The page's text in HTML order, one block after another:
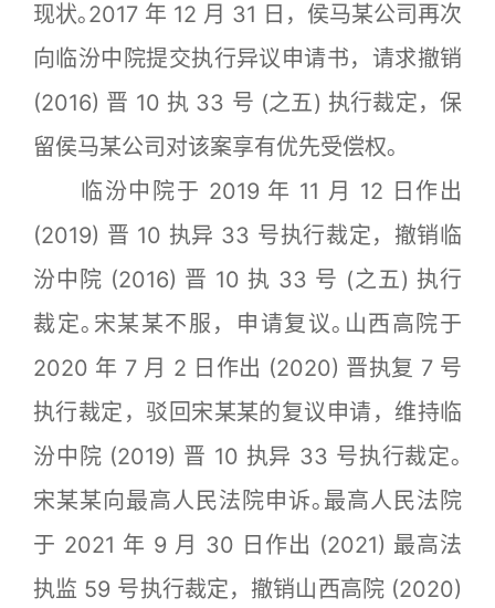
现状｡2017 年 12 月 31 日，侯马某公司再次
向临汾中院提交执行异议申请书，请求撤销
(2016) 晋 10 执 33 号 (之五) 执行裁定，保
留侯马某公司对该案享有优先受偿权｡
临汾中院于 2019 年 11 月 12 日作出
(2019) 晋 10 执异 33 号执行裁定，撤销临
汾中院 (2016) 晋 10 执 33 号 (之五) 执行
裁定｡宋某某不服，申请复议｡山西高院于
2020 年 7 月 2 日作出 (2020) 晋执复 7 号
执行裁定，驳回宋某某的复议申请，维持临
汾中院 (2019) 晋 10 执异 33 号执行裁定｡
宋某某向最高人民法院申诉｡最高人民法院
于 2021 年 9 月 30 日作出 (2021) 最高法
执监 59 号执行裁定，撤销山西高院 (2020)